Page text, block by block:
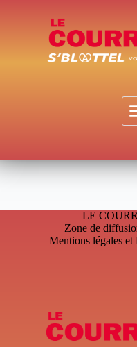
LE
Zone de
Mentions légales